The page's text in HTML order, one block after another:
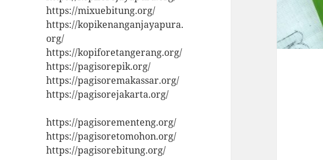
https://mixuebitung.org/
https://kopikenanganjayapura.
org/
https://kopiforetangerang.org/
https://pagisorepik.org/
https://pagisoremakassar.org/
https://pagisorejakarta.org/
https://pagisorementeng.org/
https://pagisoretomohon.org/
https://pagisorebitung.org/